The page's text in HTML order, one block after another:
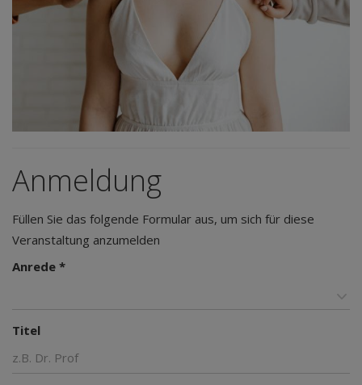
Anmeldung
Füllen Sie das folgende Formular aus, um sich für diese
Veranstaltung anzumelden
Anrede *
Titel